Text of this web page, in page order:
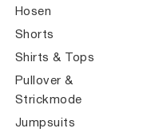
Hosen
Shorts
Shirts & Tops
Pullover &
Strickmode
Jumpsuits